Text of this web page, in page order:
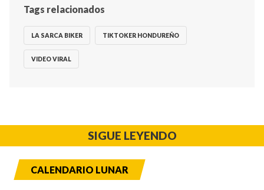
Tags relacionados
LA SARCA BIKER TIKTOKER HONDUREÑO
VIDEO VIRAL
SIGUE LEYENDO
CALENDARIO LUNAR